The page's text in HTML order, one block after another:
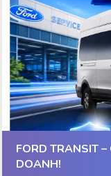
FORD TRANSIT –
DOANH!